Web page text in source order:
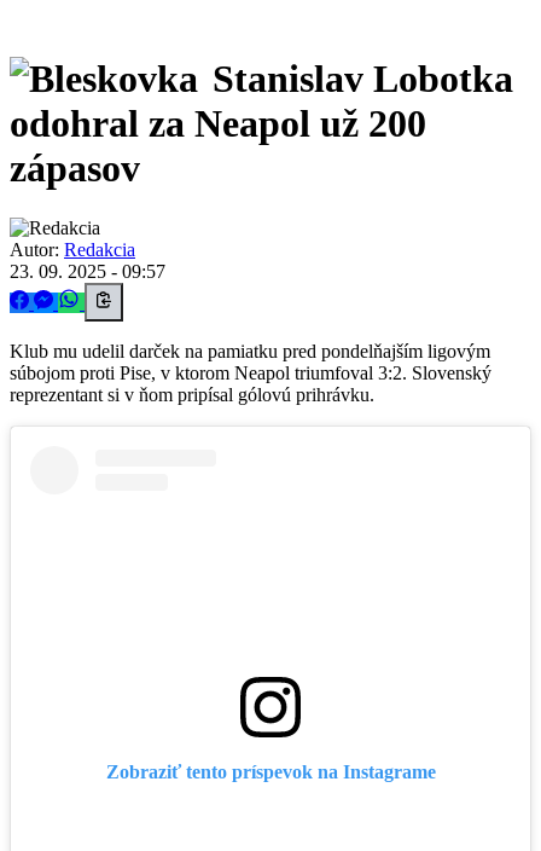
Stanislav Lobotka
odohral za Neapol už 200
zápasov
Autor: Redakcia
23. 09. 2025 - 09:57
Klub mu udelil darček na pamiatku pred pondelňajším ligovým
súbojom proti Pise, v ktorom Neapol triumfoval 3:2. Slovenský
reprezentant si v ňom pripísal gólovú prihrávku.
Zobraziť tento príspevok na Instagrame